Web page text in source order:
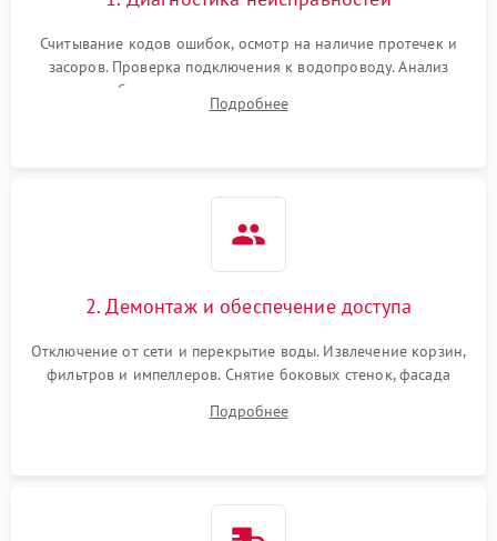
Проблемы с
Считывание кодов ошибок, осмотр на наличие протечек и
засоров. Проверка подключения к водопроводу. Анализ
жалоб на отсутствие слива, нагрева, вращения
разбрызгивателей или срабатывание системы защиты
Подробнее
2. Демонтаж и обеспечение доступа
Отключение от сети и перекрытие воды. Извлечение корзин,
фильтров и импеллеров. Снятие боковых стенок, фасада
циркуляционному насосу, ТЭНу и сливной помпе.
Подробнее